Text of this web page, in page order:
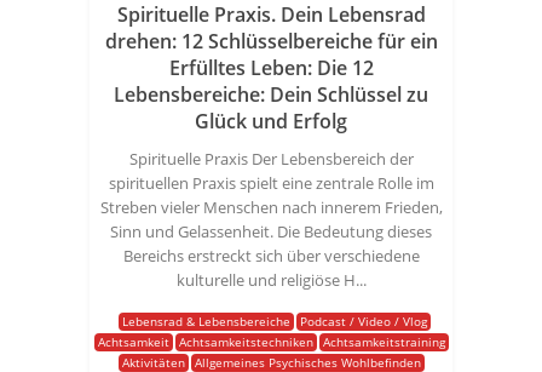
Spirituelle Praxis. Dein Lebensrad
drehen: 12 Schlüsselbereiche für ein
Erfülltes Leben: Die 12
Lebensbereiche: Dein Schlüssel zu
Glück und Erfolg
Spirituelle Praxis Der Lebensbereich der
spirituellen Praxis spielt eine zentrale Rolle im
Streben vieler Menschen nach innerem Frieden,
Sinn und Gelassenheit. Die Bedeutung dieses
Bereichs erstreckt sich über verschiedene
kulturelle und religiöse H...
Lebensrad & Lebensbereiche
Podcast / Video / Vlog
Achtsamkeit
Achtsamkeitstechniken
Achtsamkeitstraining
Aktivitäten
Allgemeines Psychisches Wohlbefinden